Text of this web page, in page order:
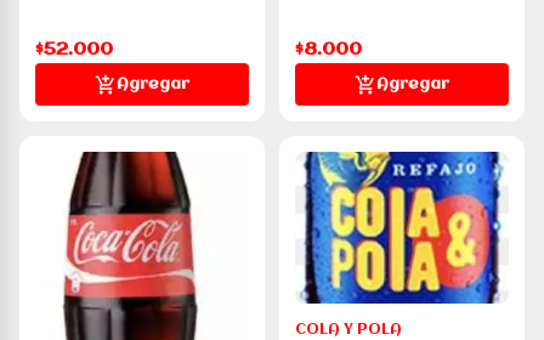
$52.000
Agregar
$8.000
Agregar
COLA Y POLA